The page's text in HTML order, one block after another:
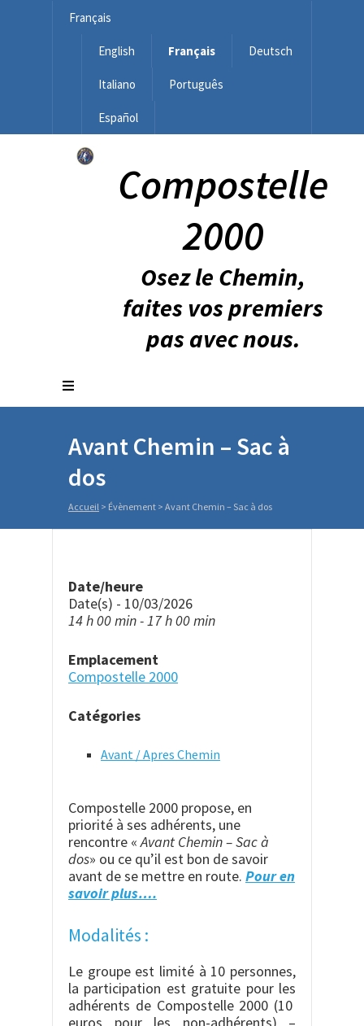
Français
English Français Deutsch
Italiano Português
Español
Compostelle
2000
Osez le Chemin,
faites vos premiers
pas avec nous.
Avant Chemin – Sac à
dos
Accueil > Évènement > Avant Chemin – Sac à dos
Date/heure
Date(s) - 10/03/2026
14 h 00 min - 17 h 00 min
Emplacement
Compostelle 2000
Catégories
Avant / Apres Chemin
Compostelle 2000 propose, en
priorité à ses adhérents, une
rencontre «Avant Chemin– Sac à
dos» ou ce qu’il est bon de savoir
avant de se mettre en route. Pour en
savoir plus….
Modalités :
Le groupe est limité à 10 personnes,
la participation est gratuite pour les
adhérents de Compostelle 2000 (10